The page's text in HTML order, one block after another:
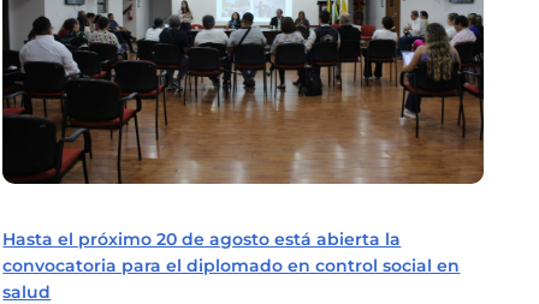
Hasta el próximo 20 de agosto está abierta la
convocatoria para el diplomado en control social en
salud